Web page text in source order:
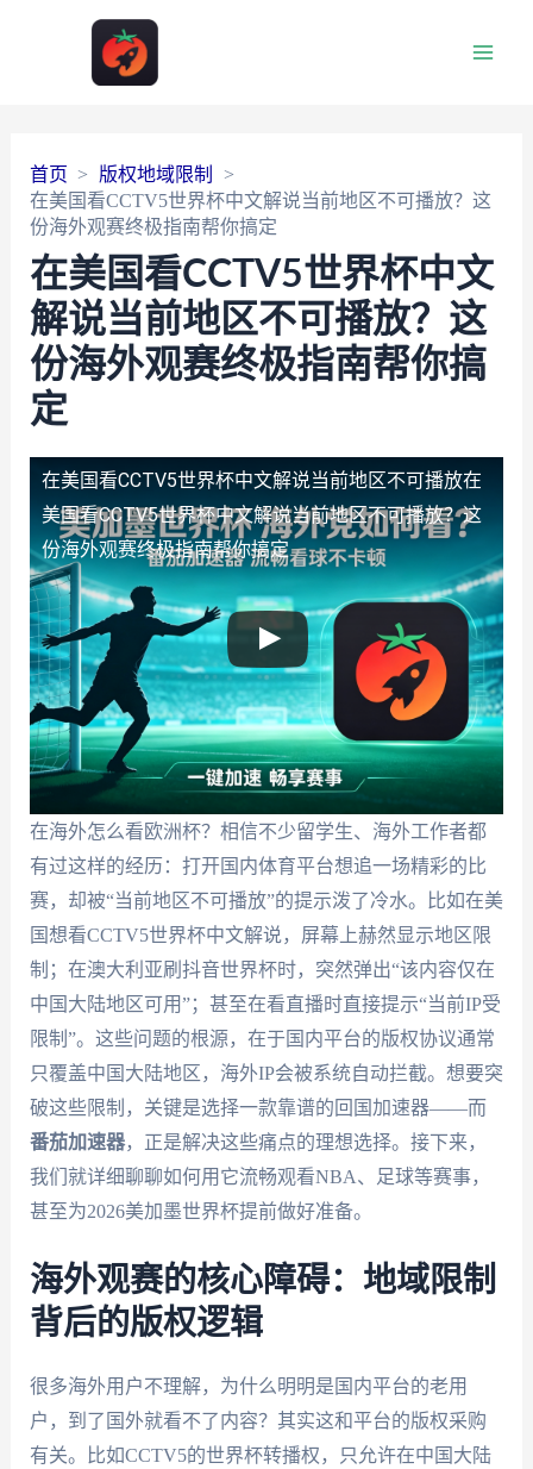
首页
版权地域限制
在美国看CCTV5世界杯中文解说当前地区不可播放？这
份海外观赛终极指南帮你搞定
在美国看CCTV5世界杯中文
解说当前地区不可播放？这
份海外观赛终极指南帮你搞
定
在美国看CCTV5世界杯中文解说当前地区不可播放在
美国看CCTV5世界杯中文解说当前地区不可播放？这
份海外观赛终极指南帮你搞定
在海外怎么看欧洲杯？相信不少留学生、海外工作者都
有过这样的经历：打开国内体育平台想追一场精彩的比
赛，却被“当前地区不可播放”的提示泼了冷水。比如在美
国想看CCTV5世界杯中文解说，屏幕上赫然显示地区限
制；在澳大利亚刷抖音世界杯时，突然弹出“该内容仅在
中国大陆地区可用”；甚至在看直播时直接提示“当前IP受
限制”。这些问题的根源，在于国内平台的版权协议通常
只覆盖中国大陆地区，海外IP会被系统自动拦截。想要突
破这些限制，关键是选择一款靠谱的回国加速器——而
番茄加速器，正是解决这些痛点的理想选择。接下来，
我们就详细聊聊如何用它流畅观看NBA、足球等赛事，
甚至为2026美加墨世界杯提前做好准备。
海外观赛的核心障碍：地域限制
背后的版权逻辑
很多海外用户不理解，为什么明明是国内平台的老用
户，到了国外就看不了内容？其实这和平台的版权采购
有关。比如CCTV5的世界杯转播权，只允许在中国大陆